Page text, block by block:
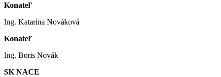
Konateľ
Ing. Katarína Nováková
Konateľ
Ing. Boris Novák
SK NACE